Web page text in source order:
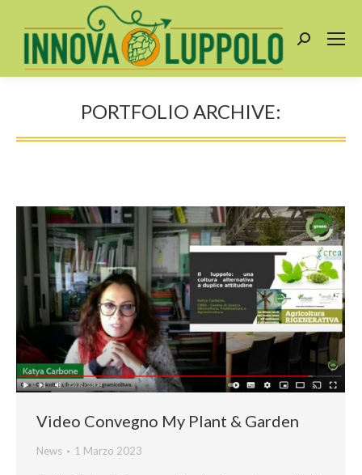
PORTFOLIO ARCHIVE:
You are here:
Video Convegno My Plant & Garden
News 1 Marzo 2023